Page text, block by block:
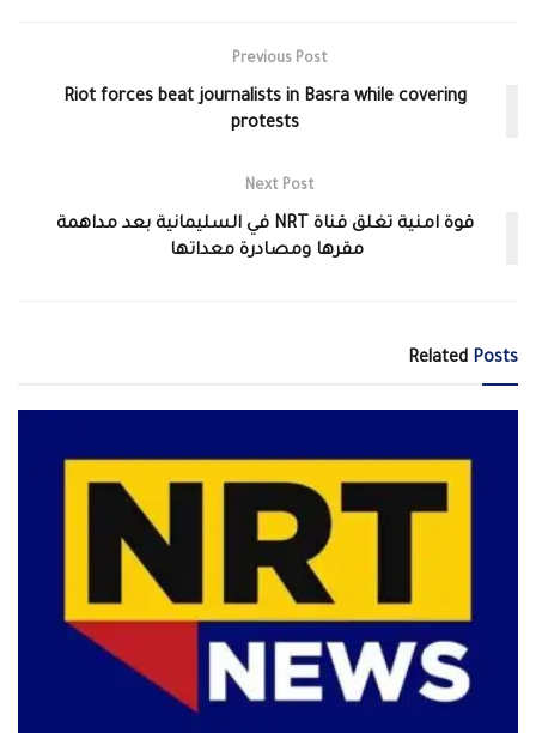
Previous Post
Riot forces beat journalists in Basra while covering
protests
Next Post
قوة امنية تغلق قناة NRT في السليمانية بعد مداهمة
مقرها ومصادرة معداتها
Related Posts